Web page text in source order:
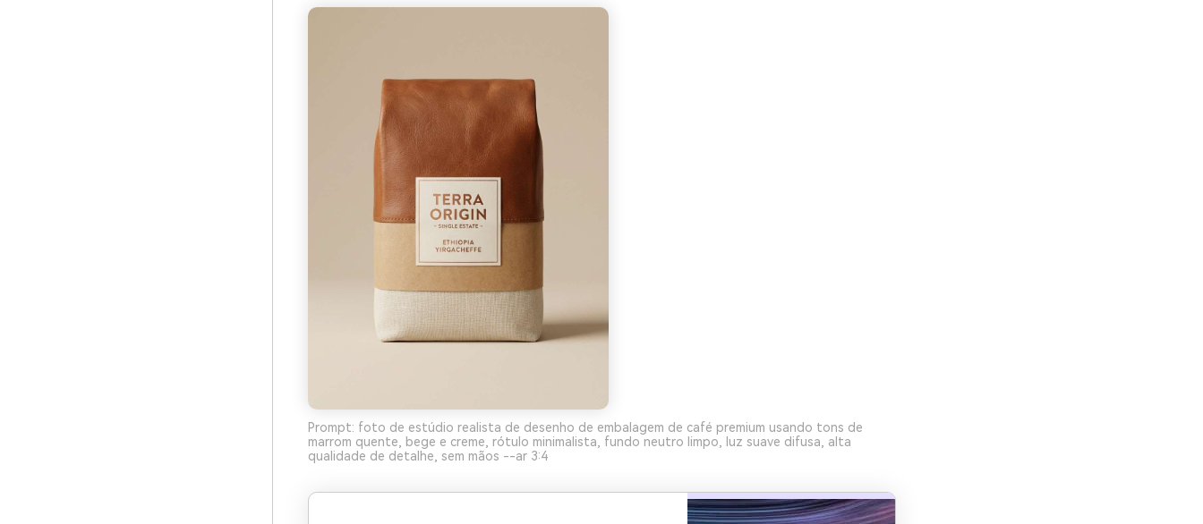
Prompt: foto de estúdio realista de desenho de embalagem de café premium usando tons de
marrom quente, bege e creme, rótulo minimalista, fundo neutro limpo, luz suave difusa, alta
qualidade de detalhe, sem mãos --ar 3:4